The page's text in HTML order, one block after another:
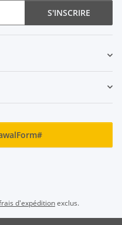
S'INSCRIRE
d'expéditionexclus.